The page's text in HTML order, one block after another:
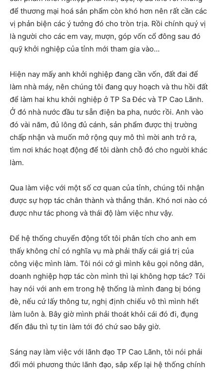
để thương mại hoá sản phẩm còn khó hơn nên rất cần các
vị phản biện các ý tưởng đó cho tròn trịa. Rồi chính quý vị
là người cho các em vay, mượn, góp vốn cổ đông sau đó
quỹ khởi nghiệp của tỉnh mới tham gia vào…
Hiện nay mấy anh khởi nghiệp đang cần vốn, đất đai để
làm nhà máy, nên chúng tôi đang quy hoạch và thu hồi đất
để làm hai khu khởi nghiệp ở TP Sa Đéc và TP Cao Lãnh.
Ở đó nhà nước đầu tư sẵn điện ba pha, nước rồi. Anh vào
đó vài năm, đủ lông đủ cánh, sản phẩm được thị trường
chấp nhận và muốn mở rộng quy mô thì mời anh trở ra,
tìm nơi khác hoạt động để tôi dành chỗ đó cho người khác
làm.
Qua làm việc với một số cơ quan của tỉnh, chúng tôi nhận
được sự hợp tác chân thành và thẳng thắn. Khó nơi nào có
được như tác phong và thái độ làm việc như vậy.
Để hệ thống chuyển động tốt tôi phân tích cho anh em
thấy không chỉ có nghĩa vụ mà phải thấy cái giá trị của
công việc mình làm. Tôi nói cớ gì mình kêu gọi nông dân,
doanh nghiệp hợp tác còn mình thì lại không hợp tác? Tôi
hay nói với anh em trong hệ thống là mình đang bị bóng
đè, nếu cứ lấy thông tư, nghị định chiếu vô thì mình hết
làm luôn à. Bây giờ mình phải thoát khỏi cái đó đi, đụng
đến đâu thì tự tin làm tới đó chứ sao bây giờ.
Sáng nay làm việc với lãnh đạo TP Cao Lãnh, tôi nói phải
đổi mới phương thức lãnh đạo, sắp xếp lại hệ thống chính